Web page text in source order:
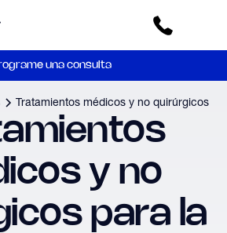
una consulta
Tratamientos médicos y no quirúrgicos
y no
para la